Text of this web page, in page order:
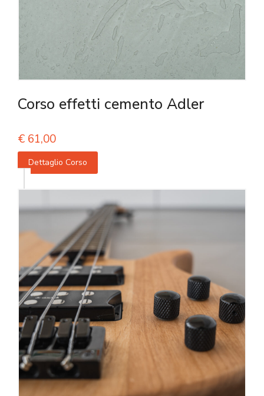
Corso effetti cemento Adler
€ 61,00
Dettaglio Corso